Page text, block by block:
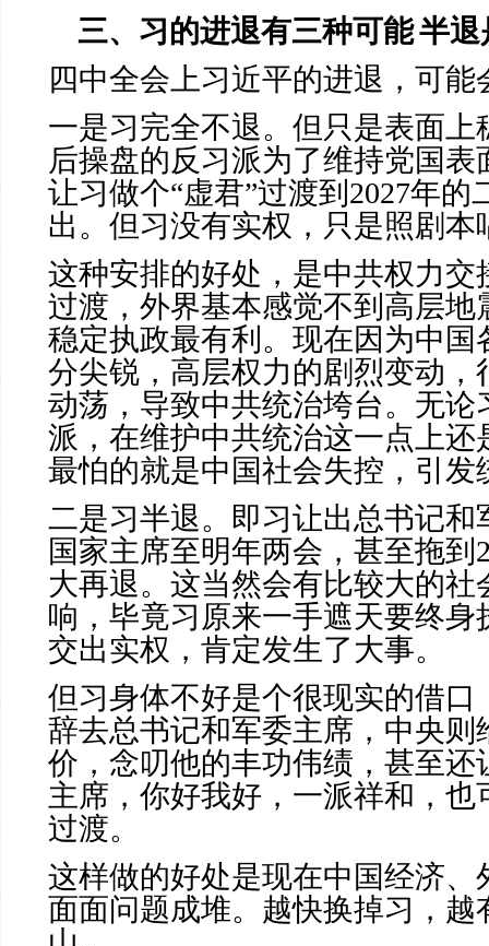
三、习的进退有三种可能半退
四中全会上习近平的进退，可能
一是习完全不退。但只是表面上
后操盘的反习派为了维持党国表
让习做个“虚君”过渡到 2027年的
出。但习没有实权，只是照剧本
这种安排的好处，是中共权力交
过渡，外界基本感觉不到高层地
稳定执政最有利。现在因为中国
分尖锐，高层权力的剧烈变动，
动荡，导致中共统治垮台。无论
派，在维护中共统治这一点上还
最怕的就是中国社会失控，引发
二是习半退。即习让出总书记和
国家主席至明年两会，甚至拖到
大再退。这当然会有比较大的社
响，毕竟习原来一手遮天要终身
交出实权，肯定发生了大事。
但习身体不好是个很现实的借口
辞去总书记和军委主席，中央则
价，念叨他的丰功伟绩，甚至还
主席， 你好我好，一派祥和， 也
过渡。
这样做的好处是现在中国经济、
面面问题成堆。越快换掉习，越